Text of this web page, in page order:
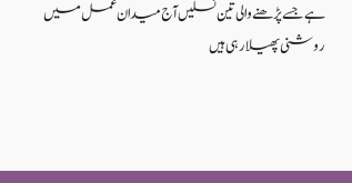
ہے جسے پڑھنے والی تین نسلیں آج میدان عمل میں
روشنی پھیلا رہی ہیں